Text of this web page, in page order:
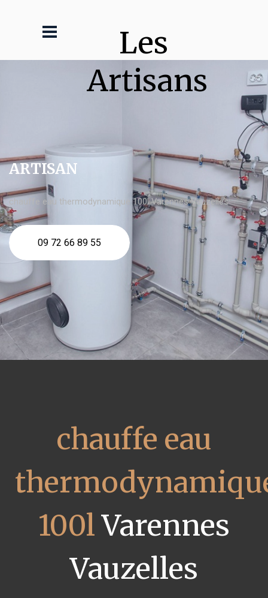
Les
Artisans
ARTISAN
chauffe eau thermodynamique 100l Varennes Vauzelles
09 72 66 89 55
chauffe eau
100lVarennes
Vauzelles